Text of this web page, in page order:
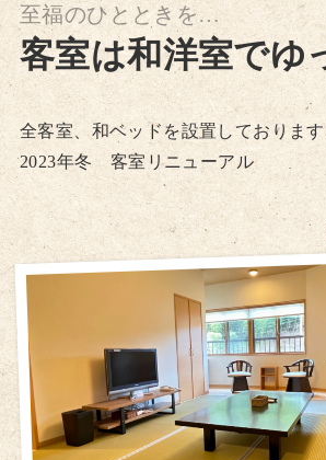
至福のひとときを…
客室は和洋室でゆ
全客室、和ベッドを設置しております
2023年冬 客室リニューアル